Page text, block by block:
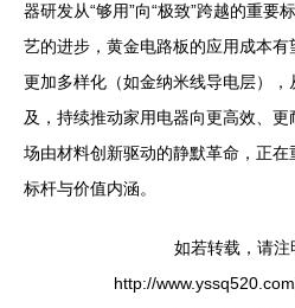
器研发从“够用”向“极致”跨越的重要
艺的进步，黄金电路板的应用成本
更加多样化（如金纳米线导电层）
及，持续推动家用电器向更高效、
场由材料创新驱动的静默革命，正
标杆与价值内涵。
如若转载，请注
http://